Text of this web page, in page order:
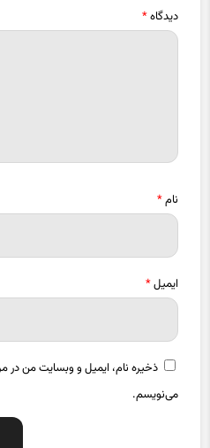
دیدگاه*
نام*
ایمیل*
ذخیره نام، ایمیل و وبسایت من در
می‌نویسم.